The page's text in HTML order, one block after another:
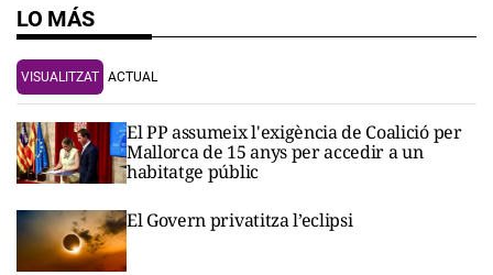
LO MÁS
VISUALITZAT ACTUAL
El PP assumeix l'exigència de Coalició per
Mallorca de 15 anys per accedir a un
habitatge públic
El Govern privatitza l’eclipsi